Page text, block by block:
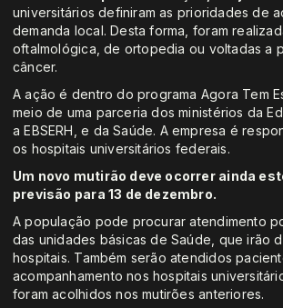
universitários definiram as prioridades de
demanda local. Desta forma, foram
oftalmológica, de ortopedia ou voltadas a
câncer.
A ação é dentro do programa Agora Tem
meio de uma parceria dos ministérios da
a EBSERH, e da Saúde. A empresa é
os hospitais universitários federais.
Um novo mutirão deve ocorrer ainda
previsão para 13 de dezembro.
A população pode procurar atendimento
das unidades básicas de Saúde, que irão
hospitais. Também serão atendidos
acompanhamento nos hospitais
foram acolhidos nos mutirões anteriores.